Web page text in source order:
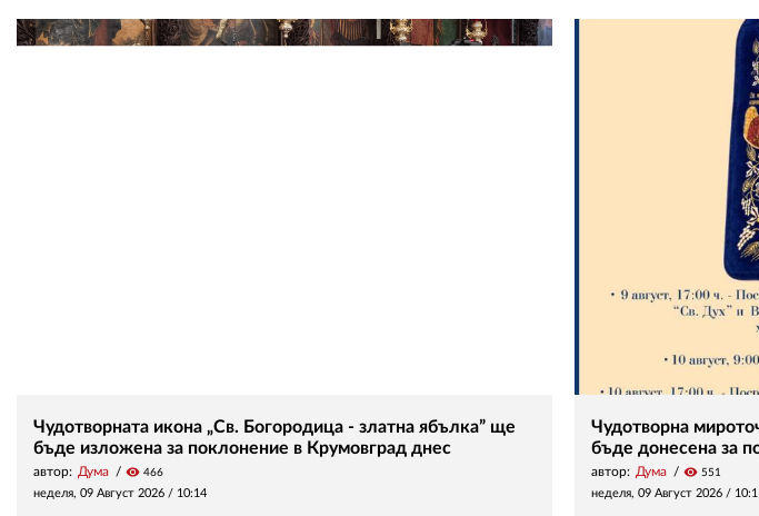
Чудотворната икона „Св. Богородица - златна ябълка” ще
бъде изложена за поклонение в Крумовград днес
автор: Дума visibility 466
неделя, 09 Август 2026 / 10:14
Чудотворна
бъде донесена за
автор: Дума visibility 551
неделя, 09 Август 2026 /